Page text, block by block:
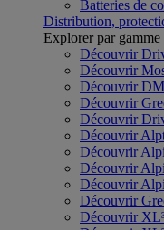
Batteries de
Distribution,
Explorer par gamme
Découvrir
Découvrir
Découvrir
Découvrir
Découvrir
Découvrir
Découvrir
Découvrir
Découvrir
Découvrir
Découvrir